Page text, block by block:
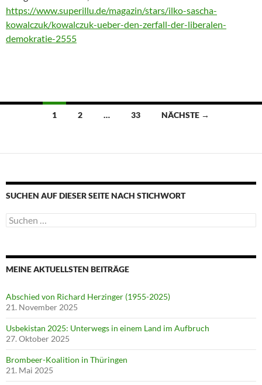
https://www.superillu.de/magazin/stars/ilko-sascha-
kowalczuk/kowalczuk-ueber-den-zerfall-der-liberalen-
demokratie-2555
Beitragsnavigation
1 2 … 33 NÄCHSTE →
SUCHEN AUF DIESER SEITE NACH STICHWORT
Suche
nach:
MEINE AKTUELLSTEN BEITRÄGE
Abschied von Richard Herzinger (1955-2025)
21. November 2025
Usbekistan 2025: Unterwegs in einem Land im Aufbruch
27. Oktober 2025
Brombeer-Koalition in Thüringen
21. Mai 2025